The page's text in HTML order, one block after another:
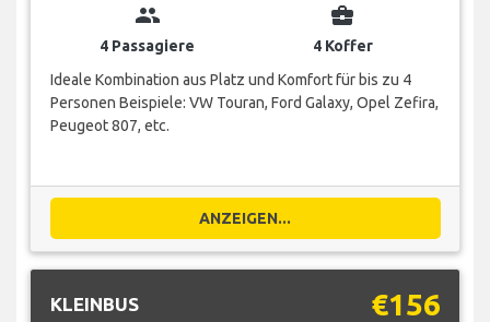
group
4 Passagiere
business_center
4 Koffer
Ideale Kombination aus Platz und Komfort für bis zu 4
Personen Beispiele: VW Touran, Ford Galaxy, Opel Zefira,
Peugeot 807, etc.
ANZEIGEN...
KLEINBUS €156